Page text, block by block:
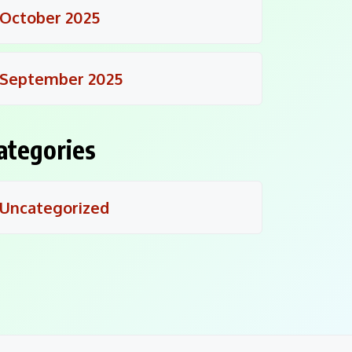
October 2025
September 2025
Uncategorized